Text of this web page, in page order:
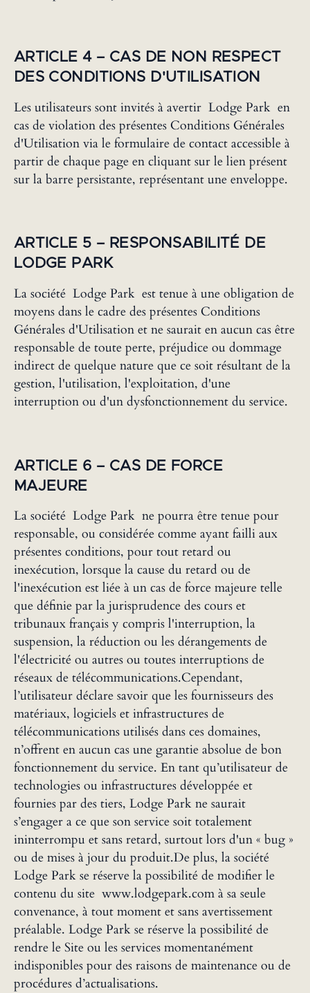
‍ARTICLE 4 – CAS DE NON RESPECT
DES CONDITIONS D'UTILISATION
Les utilisateurs sont invités à avertir Lodge Park en
cas de violation des présentes Conditions Générales
d'Utilisation via le formulaire de contact accessible à
partir de chaque page en cliquant sur le lien présent
sur la barre persistante, représentant une enveloppe.
‍ARTICLE 5 – RESPONSABILITÉ DE
LODGE PARK
La société Lodge Park est tenue à une obligation de
moyens dans le cadre des présentes Conditions
Générales d'Utilisation et ne saurait en aucun cas être
responsable de toute perte, préjudice ou dommage
indirect de quelque nature que ce soit résultant de la
gestion, l'utilisation, l'exploitation, d'une
interruption ou d'un dysfonctionnement du service.
ARTICLE 6 – CAS DE FORCE
MAJEURE
La société Lodge Park ne pourra être tenue pour
responsable, ou considérée comme ayant failli aux
présentes conditions, pour tout retard ou
inexécution, lorsque la cause du retard ou de
l'inexécution est liée à un cas de force majeure telle
que définie par la jurisprudence des cours et
tribunaux français y compris l'interruption, la
suspension, la réduction ou les dérangements de
l'électricité ou autres ou toutes interruptions de
réseaux de télécommunications.Cependant,
l’utilisateur déclare savoir que les fournisseurs des
matériaux, logiciels et infrastructures de
télécommunications utilisés dans ces domaines,
n’offrent en aucun cas une garantie absolue de bon
fonctionnement du service. En tant qu’utilisateur de
technologies ou infrastructures développée et
fournies par des tiers, Lodge Park ne saurait
s’engager a ce que son service soit totalement
ininterrompu et sans retard, surtout lors d'un « bug »
ou de mises à jour du produit.De plus, la société
Lodge Park se réserve la possibilité de modifier le
contenu du site www.lodgepark.com à sa seule
convenance, à tout moment et sans avertissement
préalable. Lodge Park se réserve la possibilité de
rendre le Site ou les services momentanément
indisponibles pour des raisons de maintenance ou de
procédures d’actualisations.